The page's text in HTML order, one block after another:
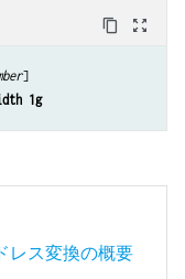
content_copy zoom_out_map
]
1g
レス変換の概要